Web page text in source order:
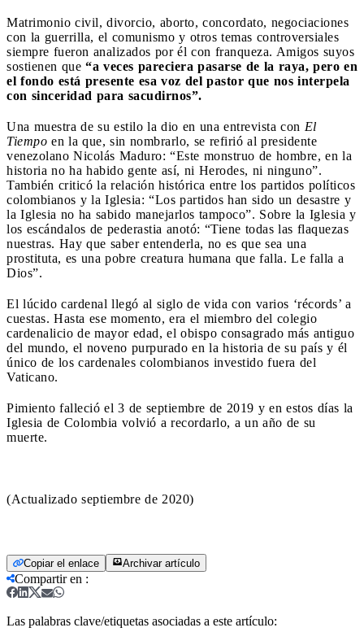
Matrimonio civil, divorcio, aborto, concordato, negociaciones
con la guerrilla, el comunismo y otros temas controversiales
siempre fueron analizados por él con franqueza. Amigos suyos
sostienen que “a veces pareciera pasarse de la raya, pero en
el fondo está presente esa voz del pastor que nos interpela
con sinceridad para sacudirnos”.
Una muestra de su estilo la dio en una entrevista con El
Tiempo en la que, sin nombrarlo, se refirió al presidente
venezolano Nicolás Maduro: “Este monstruo de hombre, en la
historia no ha habido gente así, ni Herodes, ni ninguno”.
También criticó la relación histórica entre los partidos políticos
colombianos y la Iglesia: “Los partidos han sido un desastre y
la Iglesia no ha sabido manejarlos tampoco”. Sobre la Iglesia y
los escándalos de pederastia anotó: “Tiene todas las flaquezas
nuestras. Hay que saber entenderla, no es que sea una
prostituta, es una pobre creatura humana que falla. Le falla a
Dios”.
El lúcido cardenal llegó al siglo de vida con varios ‘récords’ a
cuestas. Hasta ese momento, era el miembro del colegio
cardenalicio de mayor edad, el obispo consagrado más antiguo
del mundo, el noveno purpurado en la historia de su país y él
único de los cardenales colombianos investido fuera del
Vaticano.
Pimiento falleció el 3 de septiembre de 2019 y en estos días la
Iglesia de Colombia volvió a recordarlo, a un año de su
muerte.
(Actualizado septiembre de 2020)
Copiar el enlace Archivar artículo
Compartir en :
Las palabras clave/etiquetas asociadas a este artículo: